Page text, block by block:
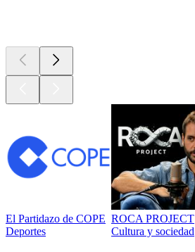
El Partidazo de COPE
Deportes
ROCA PROJECT
Cultura y sociedad